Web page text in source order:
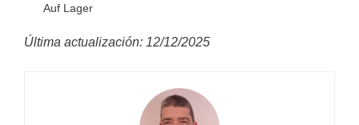
Auf Lager
Última actualización: 12/12/2025